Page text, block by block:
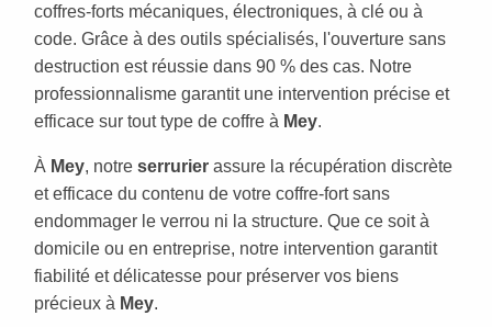
coffres-forts mécaniques, électroniques, à clé ou à
code. Grâce à des outils spécialisés, l'ouverture sans
destruction est réussie dans 90 % des cas. Notre
professionnalisme garantit une intervention précise et
efficace sur tout type de coffre à Mey.
À Mey, notre serrurier assure la récupération discrète
et efficace du contenu de votre coffre-fort sans
endommager le verrou ni la structure. Que ce soit à
domicile ou en entreprise, notre intervention garantit
fiabilité et délicatesse pour préserver vos biens
précieux à Mey.